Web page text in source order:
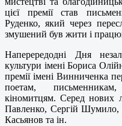
цієї премії став
Руденко, який через
змушений був жити і
Наперередодні Дня
культури імені Бориса
премії імені Винниченка
поетам,
кіномитцям. Серед нових
Павленко, Сергій
Касьянов та ін.